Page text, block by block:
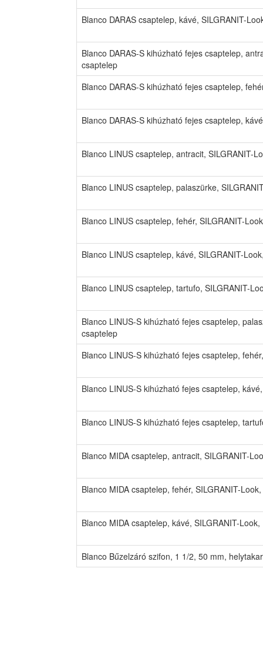
Blanco DARAS csaptelep, kávé, SILGRANIT-
Blanco DARAS-S kihúzható fejes csaptelep,
csaptelep
Blanco DARAS-S kihúzható fejes csaptelep,
Blanco DARAS-S kihúzható fejes csaptelep,
Blanco LINUS csaptelep, antracit, SILGRANIT-
Blanco LINUS csaptelep, palaszürke,
Blanco LINUS csaptelep, fehér, SILGRANIT-
Blanco LINUS csaptelep, kávé, SILGRANIT-
Blanco LINUS csaptelep, tartufo, SILGRANIT-
Blanco LINUS-S kihúzható fejes csaptelep,
csaptelep
Blanco LINUS-S kihúzható fejes csaptelep,
Blanco LINUS-S kihúzható fejes csaptelep,
Blanco LINUS-S kihúzható fejes csaptelep,
Blanco MIDA csaptelep, antracit, SILGRANIT-
Blanco MIDA csaptelep, fehér, SILGRANIT-
Blanco MIDA csaptelep, kávé, SILGRANIT-
Blanco Bűzelzáró szifon, 1 1/2, 50 mm,